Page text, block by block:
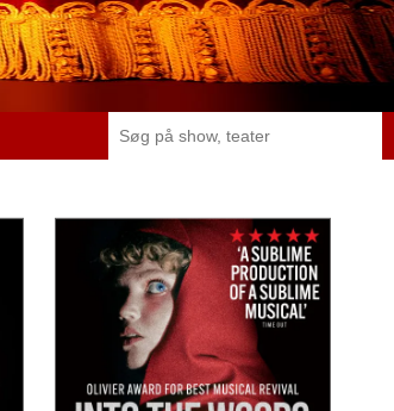
Into The Hoods